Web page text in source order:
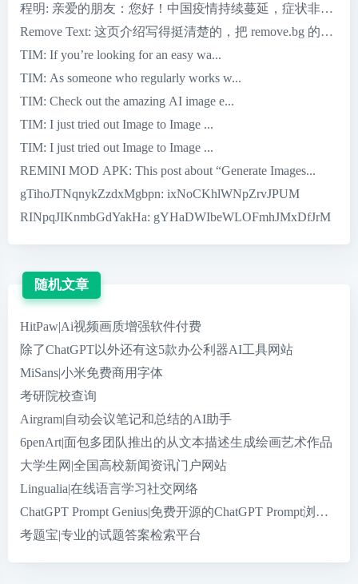
程明: 亲爱的朋友：您好！中国疫情持续蔓延，症状非常严
Remove Text: 这页介绍写得挺清楚的，把 remove.bg 的核心
TIM: If you’re looking for an easy wa...
TIM: As someone who regularly works w...
TIM: Check out the amazing AI image e...
TIM: I just tried out Image to Image ...
TIM: I just tried out Image to Image ...
REMINI MOD APK: This post about “Generate Images...
gTihoJTNqnykZzdxMgbpn: ixNoCKhlWNpZrvJPUM
RINpqJIKnmbGdYakHa: gYHaDWIbeWLOFmhJMxDfJrM
随机文章
HitPaw|Ai视频画质增强软件付费
除了ChatGPT以外还有这5款办公利器AI工具网站
MiSans|小米免费商用字体
考研院校查询
Airgram|自动会议笔记和总结的AI助手
6penArt|面包多团队推出的从文本描述生成绘画艺术作品
大学生网|全国高校新闻资讯门户网站
Lingualia|在线语言学习社交网络
ChatGPT Prompt Genius|免费开源的ChatGPT Prompt浏览器扩
考题宝|专业的试题答案检索平台